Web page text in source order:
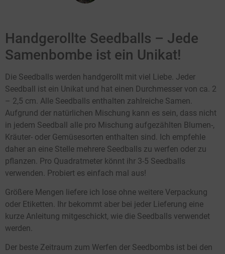
Handgerollte Seedballs – Jede
Samenbombe ist ein Unikat!
Die Seedballs werden handgerollt mit viel Liebe. Jeder
Seedball ist ein Unikat und hat einen Durchmesser von ca. 2
– 2,5 cm. Alle Seedballs enthalten zahlreiche Samen.
Aufgrund der natürlichen Mischung kann es sein, dass nicht
in jedem Seedball alle pro Mischung aufgezählten Blumen-,
Kräuter- oder Gemüsesorten enthalten sind. Ich empfehle
daher an eine Stelle mehrere Seedballs zu werfen oder zu
pflanzen. Pro Quadratmeter könnt ihr 3-5 Seedballs
verwenden. Probiert es einfach mal aus!
Größere Mengen liefere ich lose ohne weitere Verpackung
oder Etiketten. Ihr bekommt aber bei jeder Lieferung eine
kurze Anleitung mitgeschickt, wie die Seedballs verwendet
werden.
Der beste Zeitraum zum Werfen der Seedbombs ist bei den